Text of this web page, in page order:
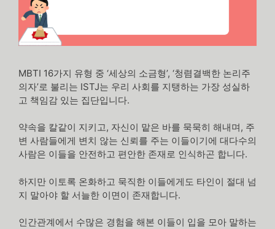
MBTI 16가지 유형 중 ‘세상의 소금형’, ‘청렴결백한 논리주
의자’로 불리는 ISTJ는 우리 사회를 지탱하는 가장 성실하
고 책임감 있는 집단입니다.
약속을 칼같이 지키고, 자신이 맡은 바를 묵묵히 해내며, 주
변 사람들에게 변치 않는 신뢰를 주는 이들이기에 대다수의
사람은 이들을 안전하고 편안한 존재로 인식하곤 합니다.
하지만 이토록 온화하고 묵직한 이들에게도 타인이 절대 넘
지 말아야 할 서늘한 이면이 존재합니다.
인간관계에서 수많은 경험을 해본 이들이 입을 모아 말하는